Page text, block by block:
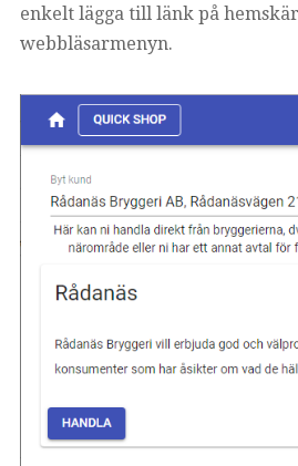
enkelt lägga till länk på
webbläsarmenyn.